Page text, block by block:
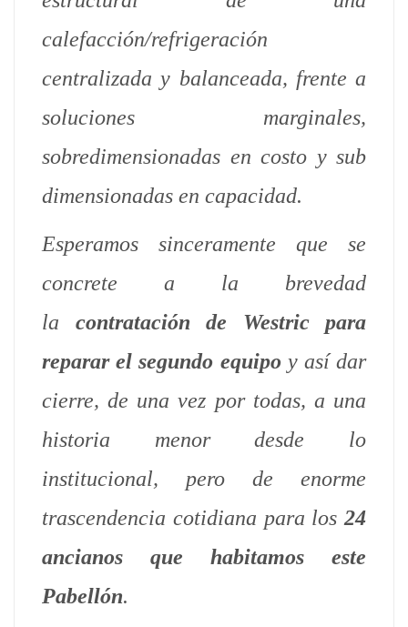
calefacción/refrigeración
centralizada y balanceada, frente a
soluciones marginales,
sobredimensionadas en costo y sub
dimensionadas en capacidad.
Esperamos sinceramente que se
concrete a la brevedad
la contratación de Westric para
reparar el segundo equipoy así dar
cierre, de una vez por todas, a una
historia menor desde lo
institucional, pero de enorme
trascendencia cotidiana para los 24
ancianos que habitamos este
Pabellón.